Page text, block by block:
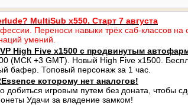
MultiSub x550. Старт 7 августа
Переноси навыки трёх саб-классов на
умений.
High Five x1500 с продвинутым
(МСК +3 GMT). Новый High Five x1500.
бафер. Топовый персонаж за 1 час.
которому нет аналогов!
добиться игровым путем без доната, чтобы
Удачи за владение замком!